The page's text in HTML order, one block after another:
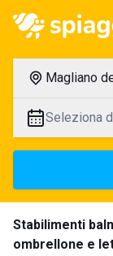
Magliano
Seleziona
Stabilimenti
ombrellone e